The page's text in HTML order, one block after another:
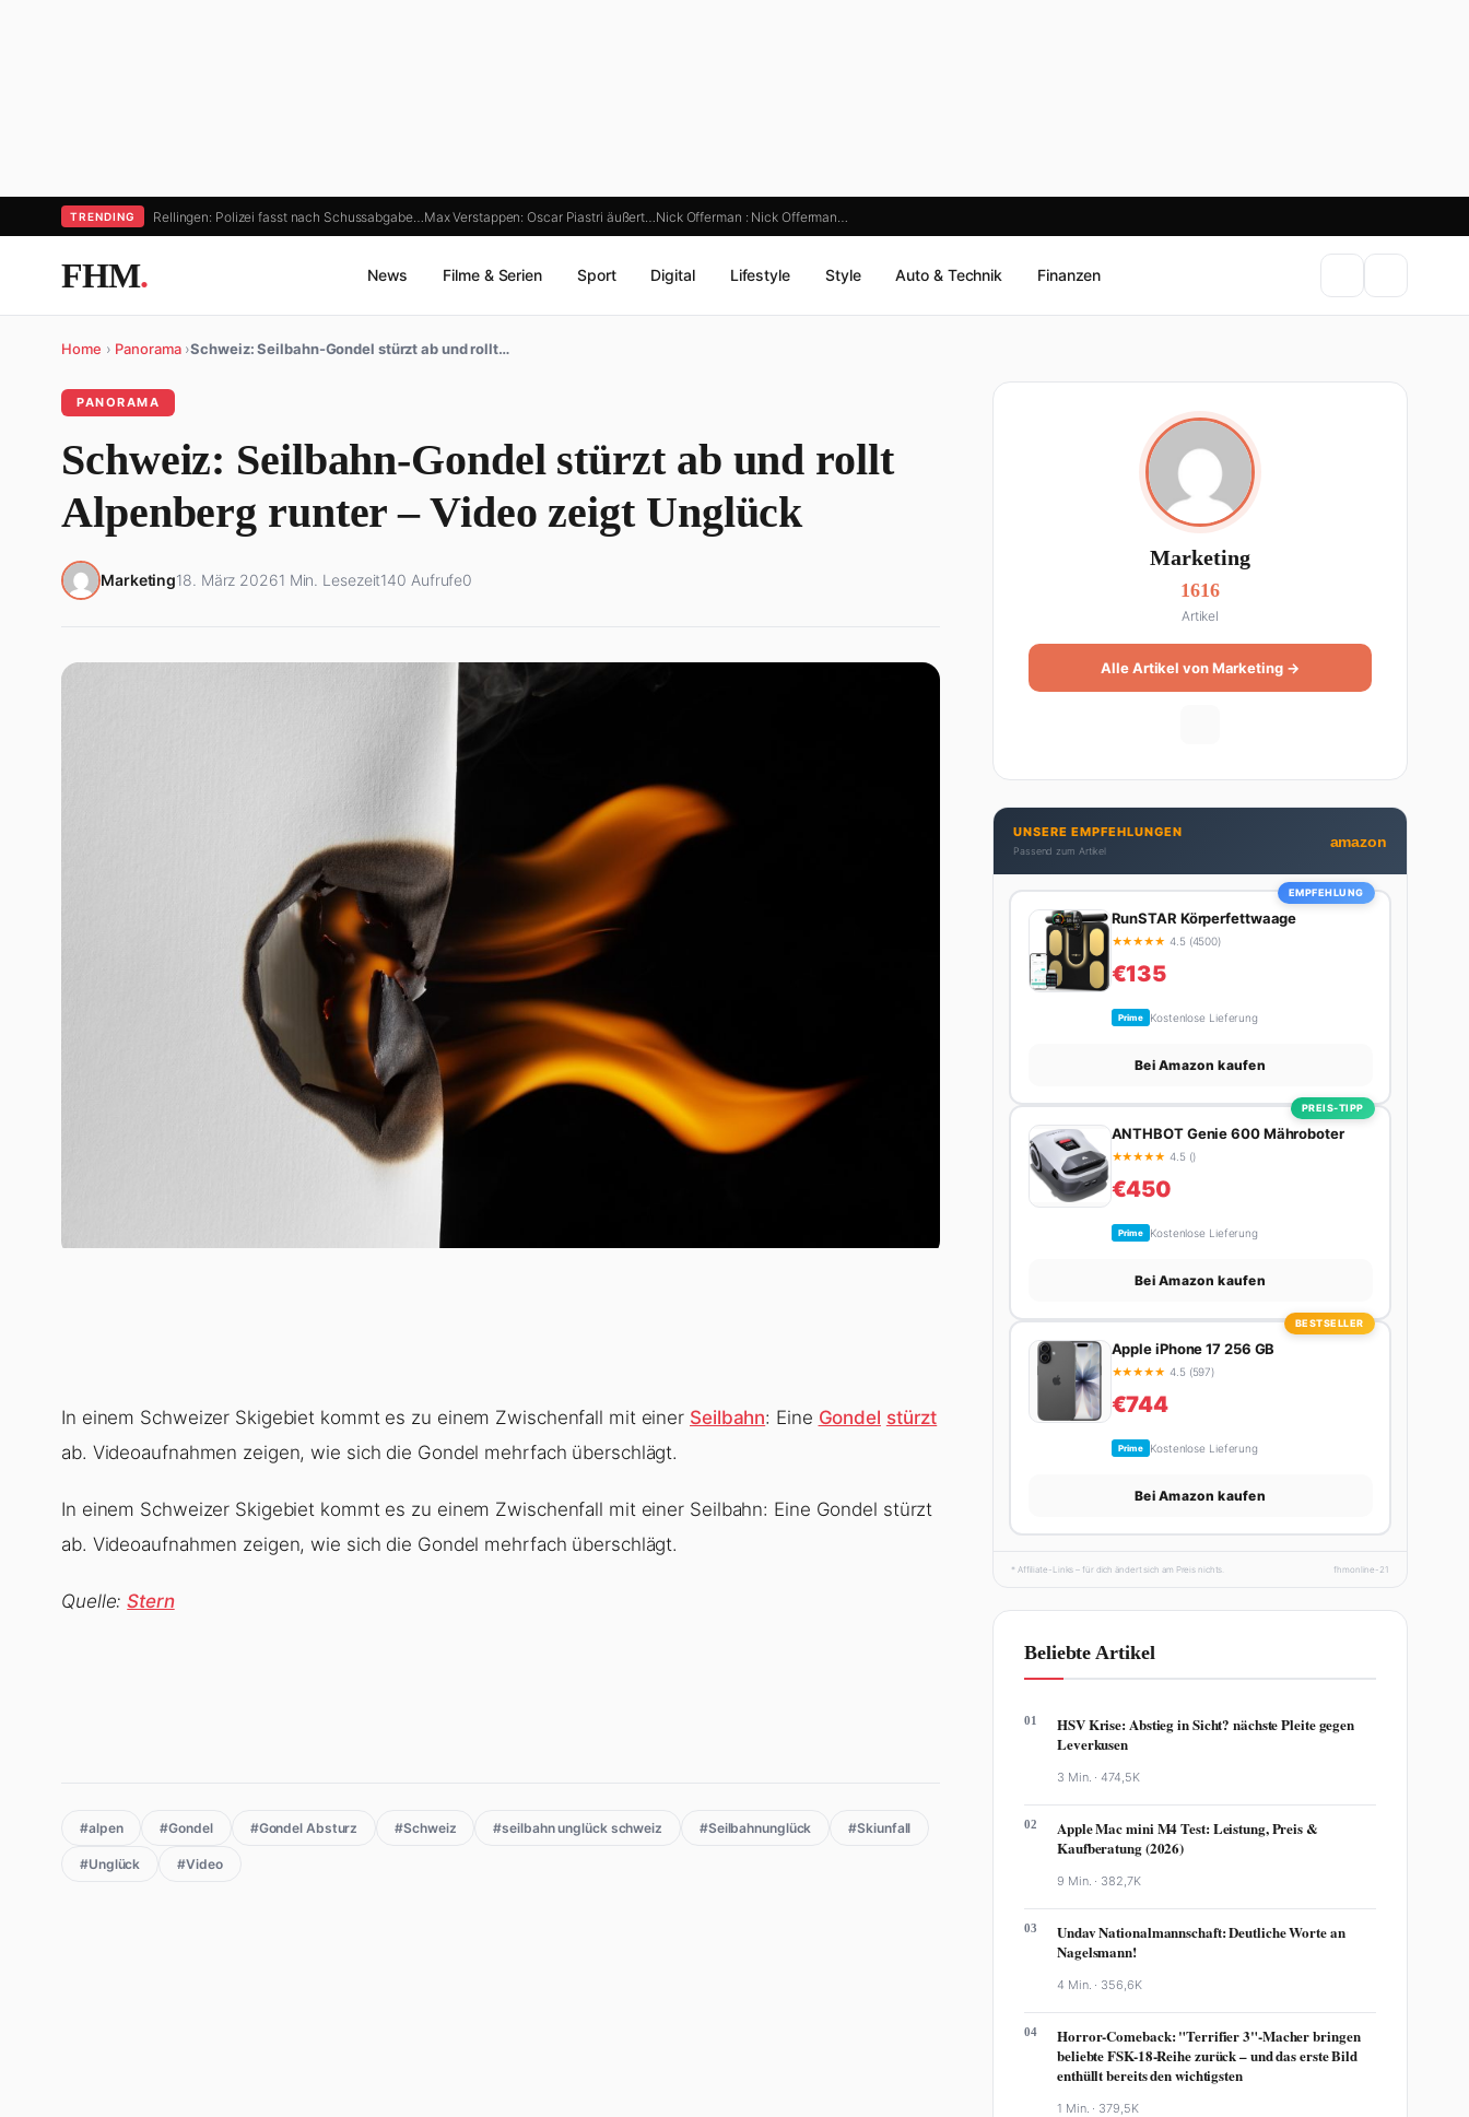
TRENDING Rellingen: Polizei fasst nach Schussabgabe… Max Verstappen: Oscar Piastri äußert… Nick Offerman : Nick Offerman…
FHM. News Filme & Serien Sport Digital Lifestyle Style Auto & Technik Finanzen
Home › Panorama ›Schweiz: Seilbahn-Gondel stürzt ab und rollt…
PANORAMA
Schweiz: Seilbahn-Gondel stürzt ab und rollt
Alpenberg runter – Video zeigt Unglück
Marketing18. März 20261 Min. Lesezeit140 Aufrufe0
In einem Schweizer Skigebiet kommt es zu einem Zwischenfall mit einer Seilbahn: Eine Gondel stürzt
ab. Videoaufnahmen zeigen, wie sich die Gondel mehrfach überschlägt.
In einem Schweizer Skigebiet kommt es zu einem Zwischenfall mit einer Seilbahn: Eine Gondel stürzt
ab. Videoaufnahmen zeigen, wie sich die Gondel mehrfach überschlägt.
Quelle:Stern
#alpen #Gondel #Gondel Absturz #Schweiz #seilbahn unglück schweiz #Seilbahnunglück #Skiunfall
#Unglück #Video
Marketing
1616
Artikel
Alle Artikel von Marketing →
UNSERE EMPFEHLUNGEN
Passend zum Artikel
amazon
EMPFEHLUNG
RunSTAR Körperfettwaage
★★★★★ 4.5 (4500)
€135
Prime Kostenlose Lieferung
Bei Amazon kaufen
PREIS-TIPP
ANTHBOT Genie 600 Mähroboter
★★★★★ 4.5 ()
€450
Prime Kostenlose Lieferung
Bei Amazon kaufen
BESTSELLER
Apple iPhone 17 256 GB
★★★★★ 4.5 (597)
€744
Prime Kostenlose Lieferung
Bei Amazon kaufen
* Affiliate-Links – für dich ändert sich am Preis nichts. fhmonline-21
Beliebte Artikel
01
HSV Krise: Abstieg in Sicht? nächste Pleite gegen
Leverkusen
3 Min. ·474,5K
02
Apple Mac mini M4 Test: Leistung, Preis &
Kaufberatung (2026)
9 Min. · 382,7K
03
Undav Nationalmannschaft: Deutliche Worte an
Nagelsmann!
4 Min. · 356,6K
04
Horror-Comeback: "Terrifier 3"-Macher bringen
beliebte FSK-18-Reihe zurück – und das erste Bild
enthüllt bereits den wichtigsten
1 Min. · 379,5K